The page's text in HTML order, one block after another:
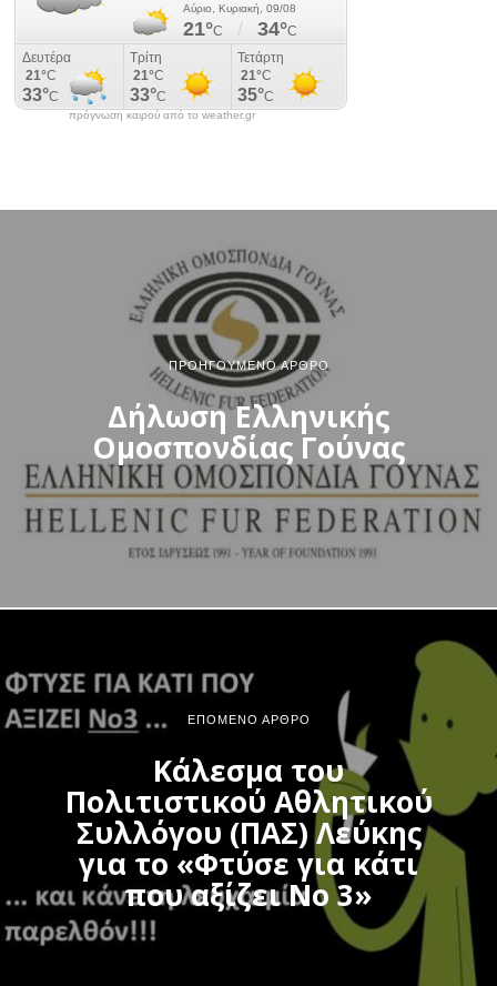
πρόγνωση καιρού από το weather.gr
ΠΡΟΗΓΟΎΜΕΝΟ ΆΡΘΡΟ
Δήλωση Ελληνικής
Ομοσπονδίας Γούνας
ΕΠΌΜΕΝΟ ΆΡΘΡΟ
Κάλεσμα του
Πολιτιστικού Αθλητικού
Συλλόγου (ΠΑΣ) Λεύκης
για το «Φτύσε για κάτι
που αξίζει Νο 3»